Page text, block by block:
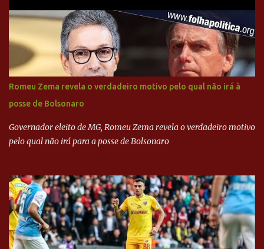
Executiva Nacional do PSDB (Valter Campanato/Agência Brasil) O
texto também põe fim a um mistério: três fontes confirmaram à
revista que o codinome “santo” que aparece em planilhas da
empreiteira refere-se ao governador de São Paulo, Geraldo
Alckmin (PSDB) — nenhum deles, no entanto, disse ter negociado
diretamente com o paulista. Depoimentos mostram como o
dinheiro da Odebrecht bancou a campanha de Serra em 2010 Leia
mais... A Lava Jato chega ao PSDB | VEJA.com
Romeu Zema revela o verdadeiro motivo pelo qual não irá à
posse de Bolsonaro
Governador eleito de MG, Romeu Zema revela o verdadeiro motivo
pelo qual não irá para a posse de Bolsonaro